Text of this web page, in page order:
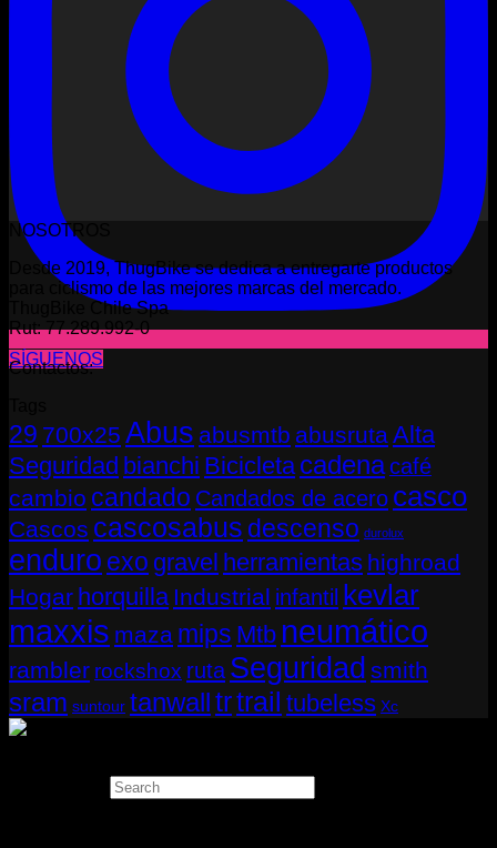
SÍGUENOS
NOSOTROS
Desde 2019, ThugBike se dedica a entregarte productos
para ciclismo de las mejores marcas del mercado.
ThugBike Chile Spa
Rut: 77.289.992-0
Contactos:
29 700x25 Abus abusmtb abusrutaAlta
Seguridad bianchi Bicicleta cadenacafé
cambio candado Candados de acero casco
Cascos cascosabus descenso durolux
enduro exo gravel herramientas highroad
Hogar horquilla Industrial infantil kevlar
maxxis maza mips Mtb neumático
rambler rockshox ruta Seguridad smith
sram suntour tanwalltrtrail tubeless Xc